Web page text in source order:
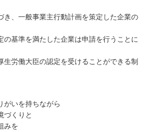
き、一般事業主行動計画を策定した企業の
の基準を満たした企業は申請を行うことに
生労働大臣の認定を受けることができる制
がいを持ちながら
づくりと
みを